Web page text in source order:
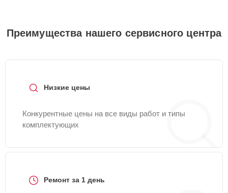
Преимущества нашего сервисного центра
Низкие цены
Конкурентные цены на все виды работ и типы
комплектующих
Ремонт за 1 день